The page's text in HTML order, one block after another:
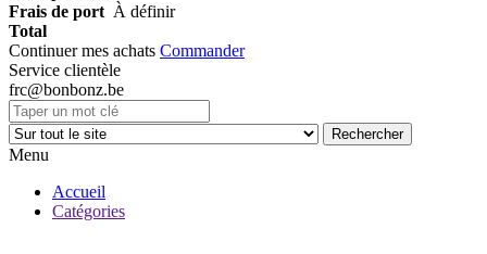
Frais de port À définir
Total
Continuer mes achats Commander
Service clientèle
frc@bonbonz.be
Rechercher
Menu
Accueil
Catégories